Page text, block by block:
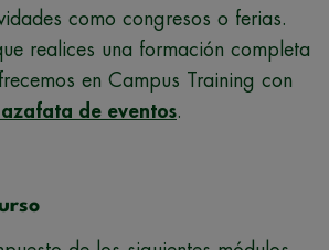
como congresos o ferias.
realices una formación completa
en Campus Training con
de eventos.